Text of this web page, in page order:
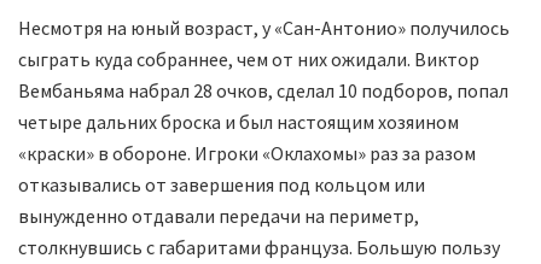
Несмотря на юный возраст, у «Сан-Антонио» получилось
сыграть куда собраннее, чем от них ожидали. Виктор
Вембаньяма набрал 28 очков, сделал 10 подборов, попал
четыре дальних броска и был настоящим хозяином
«краски» в обороне. Игроки «Оклахомы» раз за разом
отказывались от завершения под кольцом или
вынужденно отдавали передачи на периметр,
столкнувшись с габаритами француза. Большую пользу